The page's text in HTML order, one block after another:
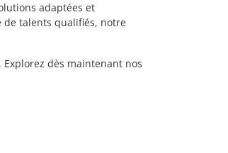
adaptées et
de talents qualifiés, notre
dès maintenant nos